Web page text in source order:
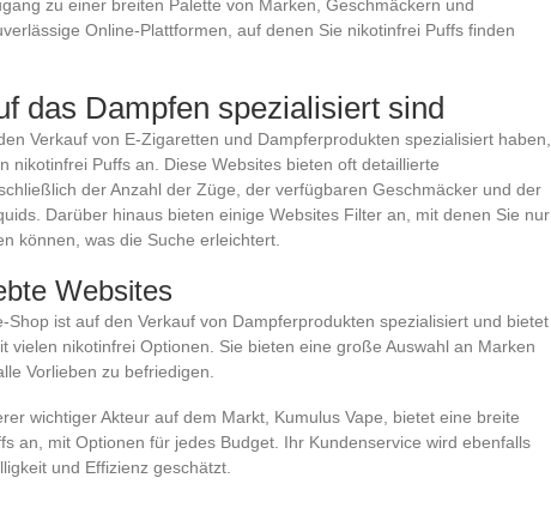
zu einer breiten Palette von Marken, Geschmäckern und
Online-Plattformen, auf denen Sie nikotinfrei Puffs finden
das Dampfen spezialisiert sind
Verkauf von E-Zigaretten und Dampferprodukten spezialisiert haben,
nikotinfrei Puffs an. Diese Websites bieten oft detaillierte
der Anzahl der Züge, der verfügbaren Geschmäcker und der
Darüber hinaus bieten einige Websites Filter an, mit denen Sie nur
können, was die Suche erleichtert.
Websites
Shop ist auf den Verkauf von Dampferprodukten spezialisiert und bietet
vielen nikotinfrei Optionen. Sie bieten eine große Auswahl an Marken
Vorlieben zu befriedigen.
wichtiger Akteur auf dem Markt, Kumulus Vape, bietet eine breite
an, mit Optionen für jedes Budget. Ihr Kundenservice wird ebenfalls
und Effizienz geschätzt.